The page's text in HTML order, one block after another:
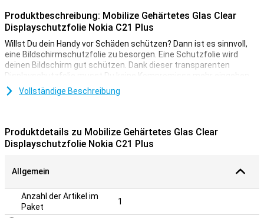
Produktbeschreibung: Mobilize Gehärtetes Glas Clear
Displayschutzfolie Nokia C21 Plus
Willst Du dein Handy vor Schäden schützen? Dann ist es sinnvoll,
eine Bildschirmschutzfolie zu besorgen. Eine Schutzfolie wird
deinen Bildschirm gut schützen. Dank dieser transparenten
Displayschutzfolie musst Du keine Kompromisse mehr eingehen.
Der Bildschirm bleibt so reaktionsschnell wie zurvor, wenn Du ihn
anklickst. Die dünne und dennoch starke Schicht dieses
gewohnt bedienen möchtest. Außerdem ist der Bildschirmschutz
aufgrund seines Designs und der dünnen Kunststoffschicht kaum
sichtbar.
Vollständige Beschreibung
Produktdetails zu Mobilize Gehärtetes Glas Clear
Displayschutzfolie Nokia C21 Plus
Allgemein
Anzahl der Artikel im
Paket
1